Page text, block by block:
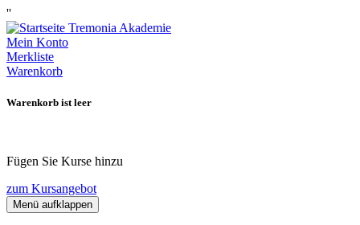
''
Mein Konto
Merkliste
Warenkorb
Warenkorb ist leer
Fügen Sie Kurse hinzu
zum Kursangebot
Menü aufklappen